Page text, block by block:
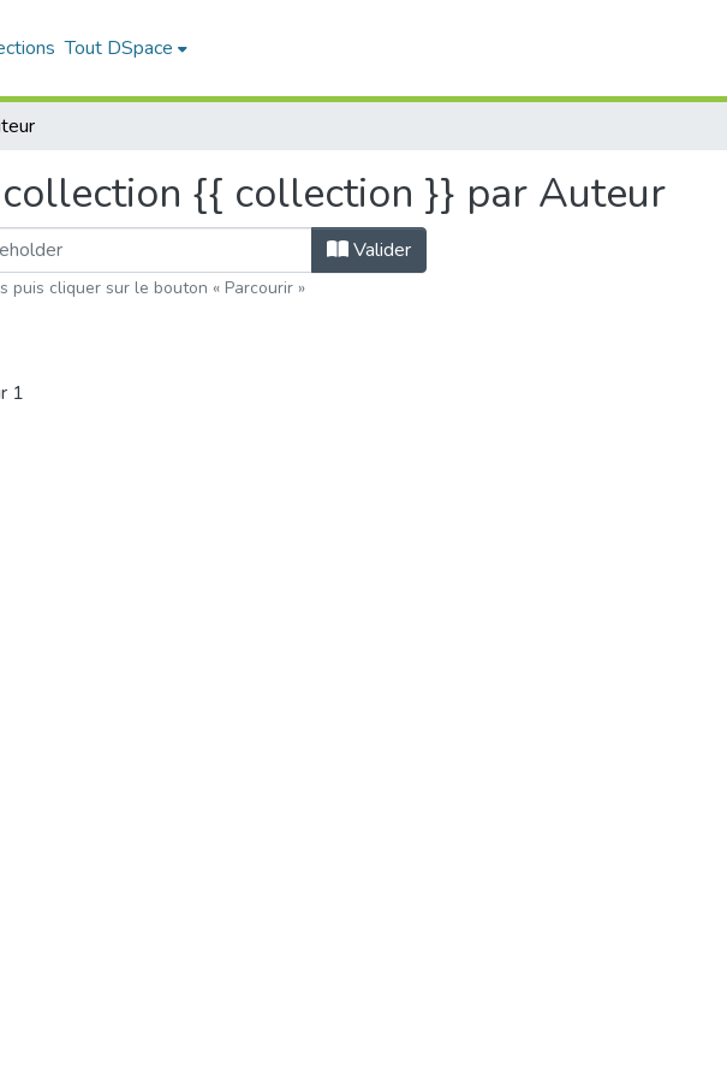
Tout DSpace
{{ collection }} par Auteur
Valider
puis cliquer sur le bouton « Parcourir »
1